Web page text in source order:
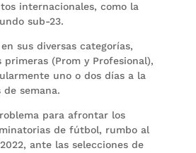
internacionales, como la
sub-23.
sus diversas categorías,
primeras (Prom y Profesional),
uno o dos días a la
de semana.
para afrontar los
de fútbol, rumbo al
ante las selecciones de